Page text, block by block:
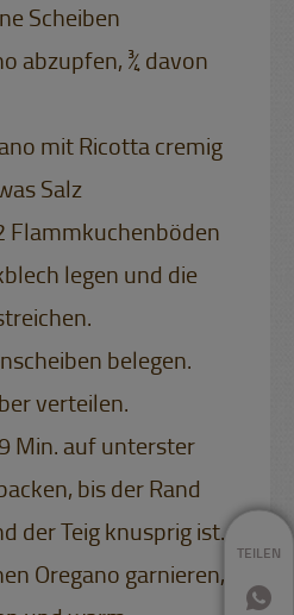
TEILEN
Scheiben
abzupfen, ¾ davon
mit Ricotta cremig
Salz
Flammkuchenböden
legen und die
belegen.
verteilen.
Min. auf unterster
bis der Rand
der Teig knusprig ist.
Oregano garnieren,